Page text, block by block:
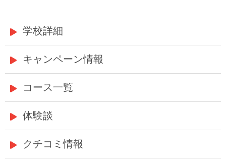
学校詳細
キャンペーン情報
コース一覧
体験談
クチコミ情報